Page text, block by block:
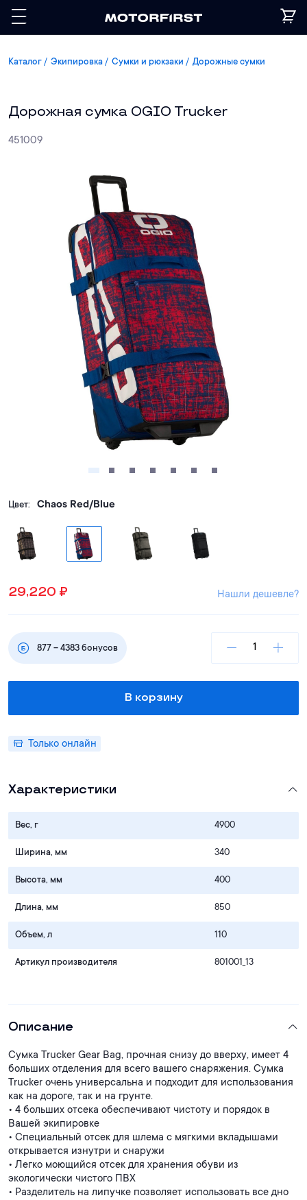
Каталог Экипировка Сумки и рюкзаки Дорожные сумки
Дорожная сумка OGIO Trucker
451009
Цвет: Chaos Red/Blue
29,220 ₽ Нашли дешевле?
877 – 4383 бонусов
В корзину
Только онлайн
Характеристики
Вес, г 4900
Ширина, мм 340
Высота, мм 400
Длина, мм 850
Объем, л 110
Артикул производителя 801001_13
Описание
Сумка Trucker Gear Bag, прочная снизу до вверху, имеет 4
больших отделения для всего вашего снаряжения. Сумка
Trucker очень универсальна и подходит для использования
как на дороге, так и на грунте.
• 4 больших отсека обеспечивают чистоту и порядок в
Вашей экипировке
• Специальный отсек для шлема с мягкими вкладышами
открывается изнутри и снаружи
• Легко моющийся отсек для хранения обуви из
экологически чистого ПВХ
• Разделитель на липучке позволяет использовать все дно